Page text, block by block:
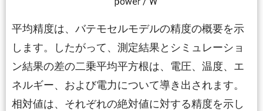
平均精度は、バテモセルモデルの精度の概要を示
します。したがって、測定結果とシミュレーショ
ン結果の差の二乗平均平方根は、電圧、温度、エ
ネルギー、および電力について導き出されます。
相対値は、それぞれの絶対値に対する精度を示し